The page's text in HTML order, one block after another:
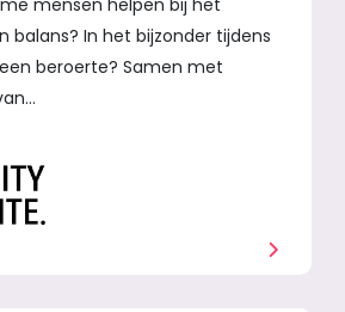
balans? In het bijzonder tijdens
beroerte? Samen met